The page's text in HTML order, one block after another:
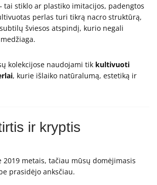
tai stiklo ar plastiko imitacijos, padengtos
perlas turi tikrą nacro struktūrą,
šviesos atspindį, kurio negali
kolekcijose naudojami tik kultivuoti
, kurie išlaiko natūralumą, estetiką ir
ir kryptis
2019 metais, tačiau mūsų domėjimasis
prasidėjo anksčiau.